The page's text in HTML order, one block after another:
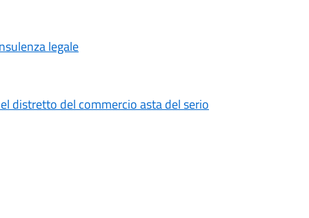
legale
distretto del commercio asta del serio